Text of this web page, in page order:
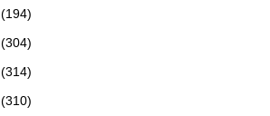
(194)
(304)
(314)
(310)